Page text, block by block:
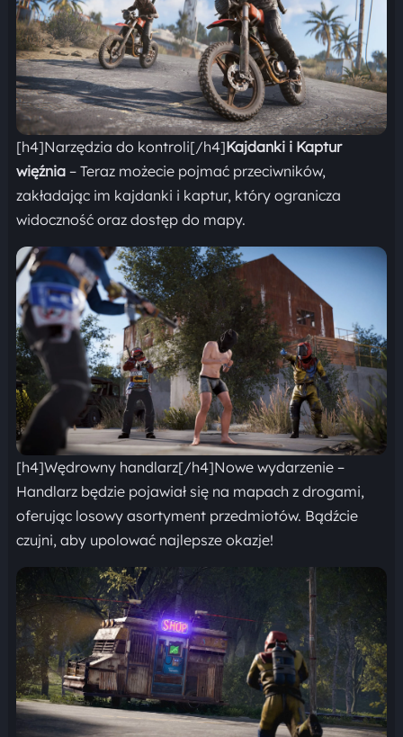
[h4]Narzędzia do kontroli[/h4]Kajdanki i Kaptur
więźnia– Teraz możecie pojmać przeciwników,
zakładając im kajdanki i kaptur, który ogranicza
widoczność oraz dostęp do mapy.
[h4]Wędrowny handlarz[/h4]Nowe wydarzenie –
Handlarz będzie pojawiał się na mapach z drogami,
oferując losowy asortyment przedmiotów. Bądźcie
czujni, aby upolować najlepsze okazje!